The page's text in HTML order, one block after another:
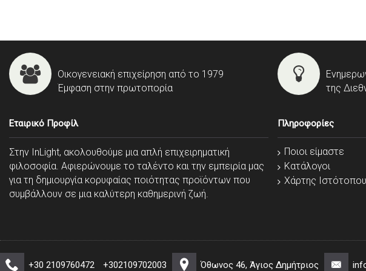
Οικογενειακή επιχείρηση από το 1979
Έμφαση στην πρωτοπορία
της
Εταιρικό Προφίλ
Στην InLight, ακολουθούμε μια απλή επιχειρηματική
φιλοσοφία. Αφιερώνουμε το ταλέντο και την εμπειρία μας
για τη δημιουργία κορυφαίας ποιότητας προϊόντων που
συμβάλλουν σε μια καλύτερη καθημερινή ζωή.
Πληροφορίες
Ποιοι είμαστε
Κατάλογοι
Χάρτης Ιστότοπου
+30 2109760472 +302109702003 Όθωνος 46, Άγιος Δημήτριος